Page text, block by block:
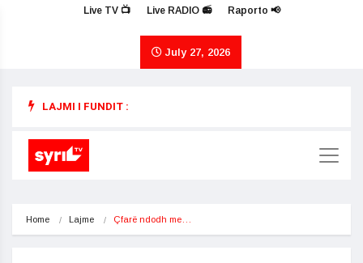
Live TV 📺 Live RADIO 📻 Raporto 📢
July 27, 2026
LAJMI I FUNDIT :
Home Lajme Çfarë ndodh me…